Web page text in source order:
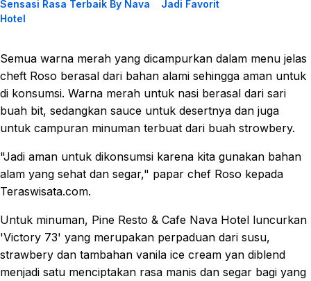
Sensasi Rasa Terbaik By Nava
Hotel
Jadi Favorit
Semua warna merah yang dicampurkan dalam menu jelas
cheft Roso berasal dari bahan alami sehingga aman untuk
di konsumsi. Warna merah untuk nasi berasal dari sari
buah bit, sedangkan sauce untuk desertnya dan juga
untuk campuran minuman terbuat dari buah strowbery.
"Jadi aman untuk dikonsumsi karena kita gunakan bahan
alam yang sehat dan segar," papar chef Roso kepada
Teraswisata.com.
Untuk minuman, Pine Resto & Cafe Nava Hotel luncurkan
'Victory 73' yang merupakan perpaduan dari susu,
strawbery dan tambahan vanila ice cream yan diblend
menjadi satu menciptakan rasa manis dan segar bagi yang